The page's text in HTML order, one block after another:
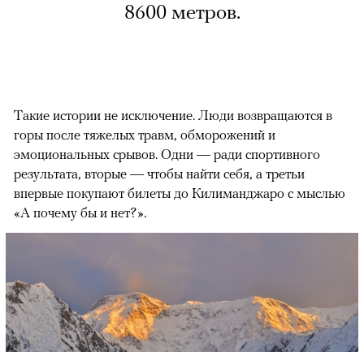
8600 метров.
Такие истории не исключение. Люди возвращаются в
горы после тяжелых травм, обморожений и
эмоциональных срывов. Одни — ради спортивного
результата, вторые — чтобы найти себя, а третьи
впервые покупают билеты до Килиманджаро с мыслью
«А почему бы и нет?».